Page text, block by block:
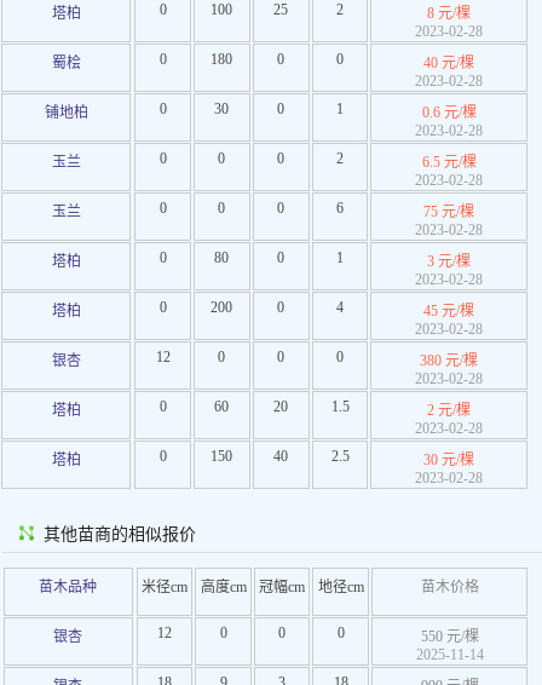
塔柏
0 100 25 2
8 元/棵
2023-02-28
蜀桧
0 180 0 0
40 元/棵
2023-02-28
铺地柏
0 30 0 1
0.6 元/棵
2023-02-28
玉兰
0 0 0 2
6.5 元/棵
2023-02-28
玉兰
0 0 0 6
75 元/棵
2023-02-28
塔柏
0 80 0 1
3 元/棵
2023-02-28
塔柏
0 200 0 4
45 元/棵
2023-02-28
银杏
12 0 0 0
380 元/棵
2023-02-28
塔柏
0 60 20 1.5
2 元/棵
2023-02-28
塔柏
0 150 40 2.5
30 元/棵
2023-02-28
其他苗商的相似报价
苗木品种 米径cm 高度cm 冠幅cm 地径cm 苗木价格
银杏 12 0 0 0
550 元/棵
2025-11-14